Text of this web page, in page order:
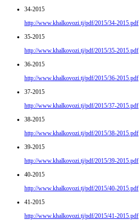
34-2015
http://www.khalkovozi.tj/pdf/2015/34-2015.pdf
35-2015
http://www.khalkovozi.tj/pdf/2015/35-2015.pdf
36-2015
http://www.khalkovozi.tj/pdf/2015/36-2015.pdf
37-2015
http://www.khalkovozi.tj/pdf/2015/37-2015.pdf
38-2015
http://www.khalkovozi.tj/pdf/2015/38-2015.pdf
39-2015
http://www.khalkovozi.tj/pdf/2015/39-2015.pdf
40-2015
http://www.khalkovozi.tj/pdf/2015/40-2015.pdf
41-2015
http://www.khalkovozi.tj/pdf/2015/41-2015.pdf